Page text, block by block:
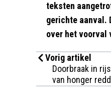
teksten
gerichte aanval.
over het voorval
Vorig artikel
Doorbraak in
van honger